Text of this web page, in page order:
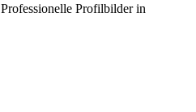
Profilbilder in